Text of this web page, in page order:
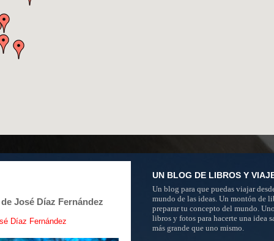
José Díaz Fernández
Díaz Fernández
UN BLOG DE LIBROS Y
Un blog para que puedas viajar
mundo de las ideas. Un montón de
preparar tu concepto del mundo.
libros y fotos para hacerte una idea
más grande que uno mismo.